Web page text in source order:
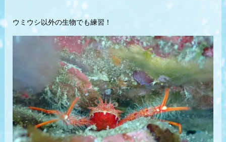
ウミウシ以外の生物でも練習！